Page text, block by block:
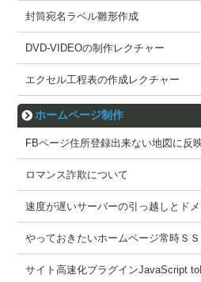
封筒宛名ラベル雛形作成
DVD-VIDEOの制作レクチャー
エクセル工程表の作成レクチャー
ホームページ制作
FBページ住所登録出来ない地図に反
ロマンス詐欺について
速度が遅いサーバーの引っ越しとド
やっておきたいホームページ常時ＳＳ
サイト高速化プラグインJavaScript